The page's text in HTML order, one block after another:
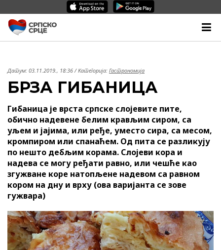
Датум: 03.11.2019., 18:36/ Категорија: Гастрономија
БРЗА ГИБАНИЦА
Гибаница је врста српске слојевите пите,
обично надевене белим крављим сиром, са
уљем и јајима, или ређе, уместо сира, са месом,
кромпиром или спанаћем. Од пита се разликују
по нешто дебљим корама. Слојеви кора и
надева се могу ређати равно, или чешће као
згужване коре натопљене надевом са равном
кором на дну и врху (ова варијанта се зове
гужвара)